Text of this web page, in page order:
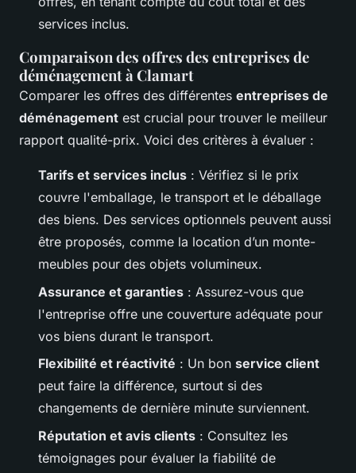
services inclus.
Comparaison des offres des entreprises de
déménagement à Clamart
Comparer les offres des différentes entreprises de
déménagement est crucial pour trouver le meilleur
rapport qualité-prix. Voici des critères à évaluer :
Tarifs et services inclus : Vérifiez si le prix
couvre l'emballage, le transport et le déballage
des biens. Des services optionnels peuvent aussi
être proposés, comme la location d’un monte-
meubles pour des objets volumineux.
Assurance et garanties : Assurez-vous que
l'entreprise offre une couverture adéquate pour
vos biens durant le transport.
Flexibilité et réactivité : Un bon service client
peut faire la différence, surtout si des
changements de dernière minute surviennent.
Réputation et avis clients : Consultez les
témoignages pour évaluer la fiabilité de